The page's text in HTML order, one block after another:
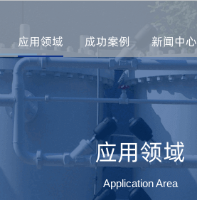
应用领域 成功案例 新闻中心
应用领域
Application Area